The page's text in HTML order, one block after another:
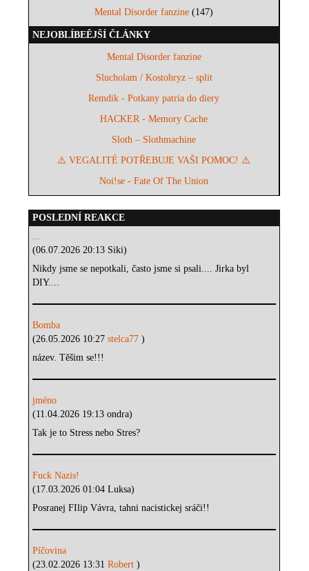
Mental Disorder fanzine (147)
NEJOBLÍBEĚJŠÍ ČLÁNKY
Mental Disorder fanzine
Slucholam / Kostohryz – split
Remdik - Potkany patria do diery
HACKER - Memory Cache
Sloth – Slothmachine
⚠️ VEGALITÉ POTŘEBUJE VAŠI POMOC! ⚠️
Noi!se - Fate Of The Union
POSLEDNÍ REAKCE
...
(06.07.2026 20:13 Siki)
Nikdy jsme se nepotkali, často jsme si psali.... Jirka byl
DIY....
Bomba
(26.05.2026 10:27stelca77)
název. Těšim se!!!
jméno
(11.04.2026 19:13 ondra)
Tak je to Stress nebo Stres?
Fuck Nazis!
(17.03.2026 01:04 Luksa)
Posranej FIlip Vávra, tahni nacistickej sráči!!
Píčovina
(23.02.2026 13:31Robert)